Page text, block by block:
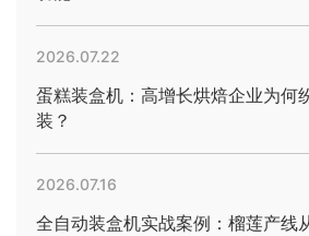
2026.07.22
蛋糕装盒机：高增长烘焙企业为何
装？
2026.07.16
全自动装盒机实战案例：榴莲产线